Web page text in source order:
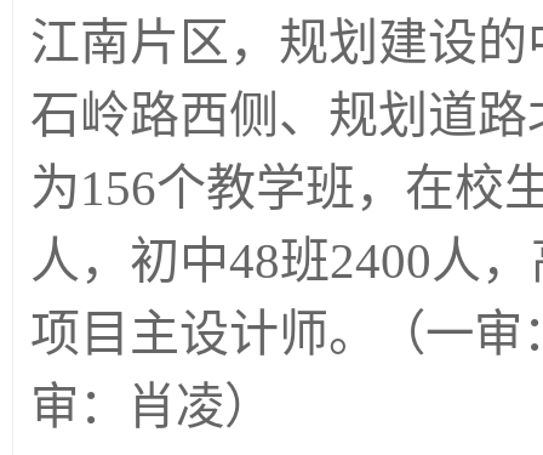
江南片区，规划建设
石岭路西侧、规划道
为156个教学班，在校
人，初中48班2400人
项目主设计师。（一审
审：肖凌）